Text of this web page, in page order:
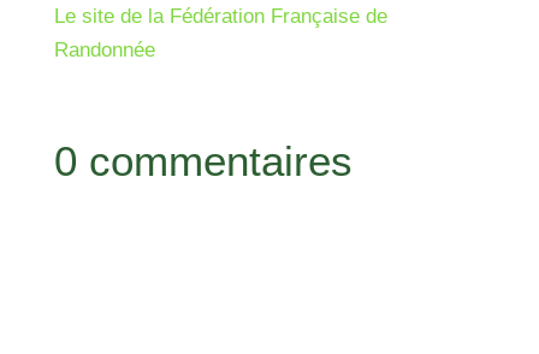
Le site de la Fédération Française de
Randonnée
0 commentaires